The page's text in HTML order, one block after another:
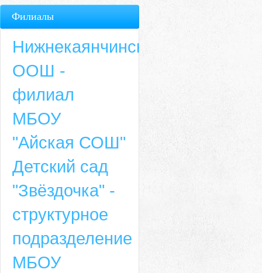
Филиалы
Нижнекаянчинская
ООШ -
филиал
МБОУ
"Айская СОШ"
Детский сад
"Звёздочка" -
структурное
подразделение
МБОУ